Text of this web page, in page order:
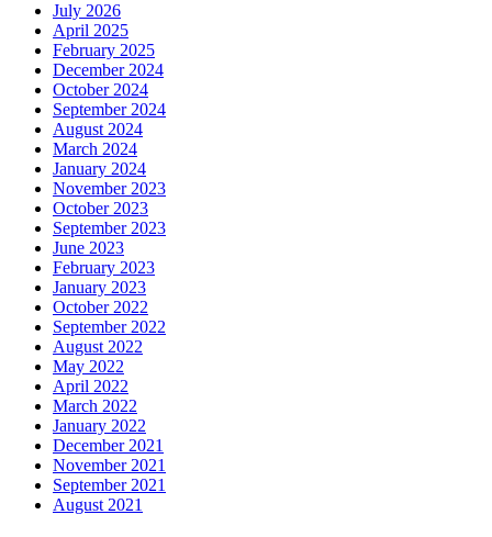
July 2026
April 2025
February 2025
December 2024
October 2024
September 2024
August 2024
March 2024
January 2024
November 2023
October 2023
September 2023
June 2023
February 2023
January 2023
October 2022
September 2022
August 2022
May 2022
April 2022
March 2022
January 2022
December 2021
November 2021
September 2021
August 2021